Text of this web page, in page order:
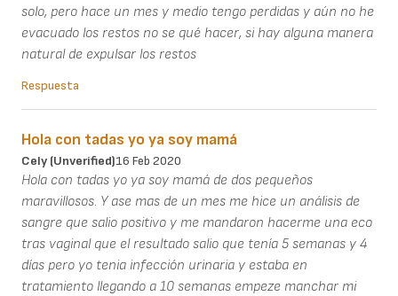
solo, pero hace un mes y medio tengo perdidas y aún no he
evacuado los restos no se qué hacer, si hay alguna manera
natural de expulsar los restos
Respuesta
Hola con tadas yo ya soy mamá
Cely (unverified)16 Feb 2020
Hola con tadas yo ya soy mamá de dos pequeños
maravillosos. Y ase mas de un mes me hice un análisis de
sangre que salio positivo y me mandaron hacerme una eco
tras vaginal que el resultado salio que tenía 5 semanas y 4
días pero yo tenia infección urinaria y estaba en
tratamiento llegando a 10 semanas empeze manchar mi